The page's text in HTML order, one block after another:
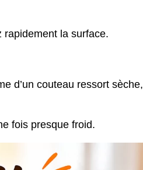
rapidement la surface.
d’un couteau ressort sèche,
fois presque froid.